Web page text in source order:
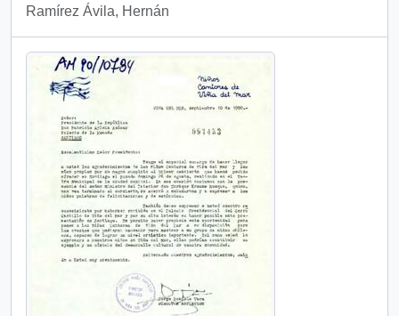
Ramírez Ávila, Hernán